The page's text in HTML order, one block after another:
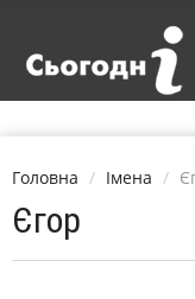
Головна Імена
Єгор